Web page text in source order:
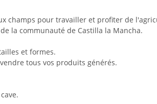
champs pour travailler et profiter de
la communauté de Castilla la Mancha.
et formes.
tous vos produits générés.